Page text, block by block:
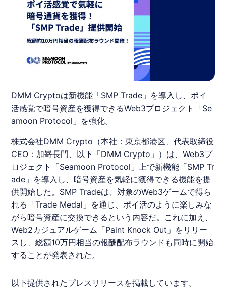
DMM Cryptoは新機能「SMP Trade」を導入し、ポイ
活感覚で暗号資産を獲得できるWeb3プロジェクト「Se
amoon Protocol」を強化。
株式会社DMM Crypto（本社：東京都港区、代表取締役
CEO：加嵜長門、以下「DMM Crypto」）は、Web3プ
ロジェクト「Seamoon Protocol」上で新機能「SMP Tr
ade」を導入し、暗号資産を気軽に獲得できる機能を提
供開始した。SMP Tradeは、対象のWeb3ゲームで得ら
れる「Trade Medal」を通じ、 ポイ活のように楽しみな
がら暗号資産に交換できるという内容だ。これに加え、
Web2カジュアルゲーム「Paint Knock Out」をリリー
スし、総額10万円相当の報酬配布ラウンドも同時に開始
することが発表された。
以下提供されたプレスリリースを掲載しています。